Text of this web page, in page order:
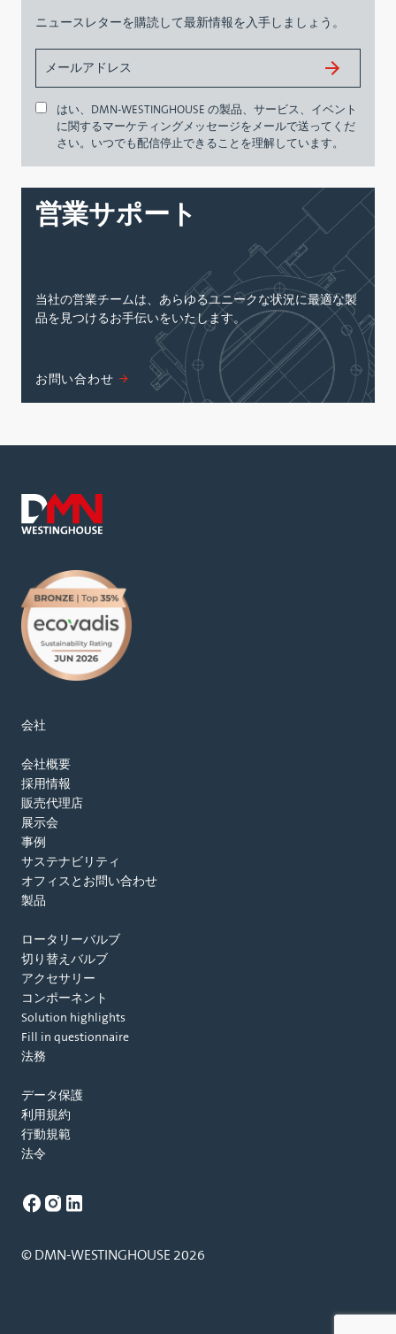
ニュースレターを購読して最新情報を入手しましょう。
はい、DMN-WESTINGHOUSE の製品、サービス、イベント
に関するマーケティングメッセージをメールで送ってくだ
さい。いつでも配信停止できることを理解しています。
営業サポート
当社の営業チームは、あらゆるユニークな状況に最適な製
品を見つけるお手伝いをいたします。
お問い合わせ
会社
会社概要
採用情報
販売代理店
展示会
事例
サステナビリティ
オフィスとお問い合わせ
製品
ロータリーバルブ
切り替えバルブ
アクセサリー
コンポーネント
Solution highlights
Fill in questionnaire
法務
データ保護
利用規約
行動規範
法令
© DMN-WESTINGHOUSE 2026